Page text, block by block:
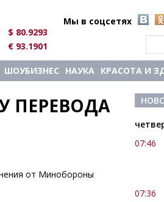
Мы в соцсетях
$ 80.9293
€ 93.1901
ШОУБИЗНЕС НАУКА КРАСОТА И
ПЕРЕВОДА
от Минобороны
07:46
07:36